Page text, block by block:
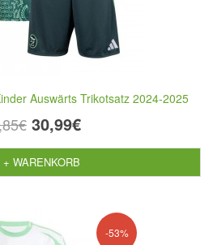
Auswärts Trikotsatz 2024-2025
30,99€
+ WARENKORB
-53%